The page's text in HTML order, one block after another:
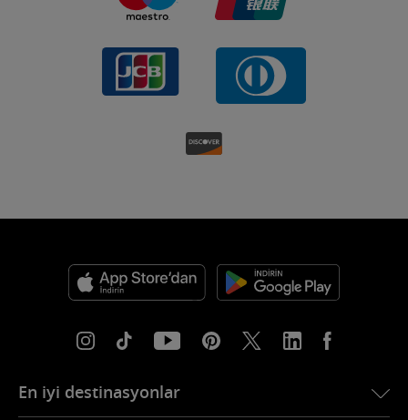
En iyi destinasyonlar